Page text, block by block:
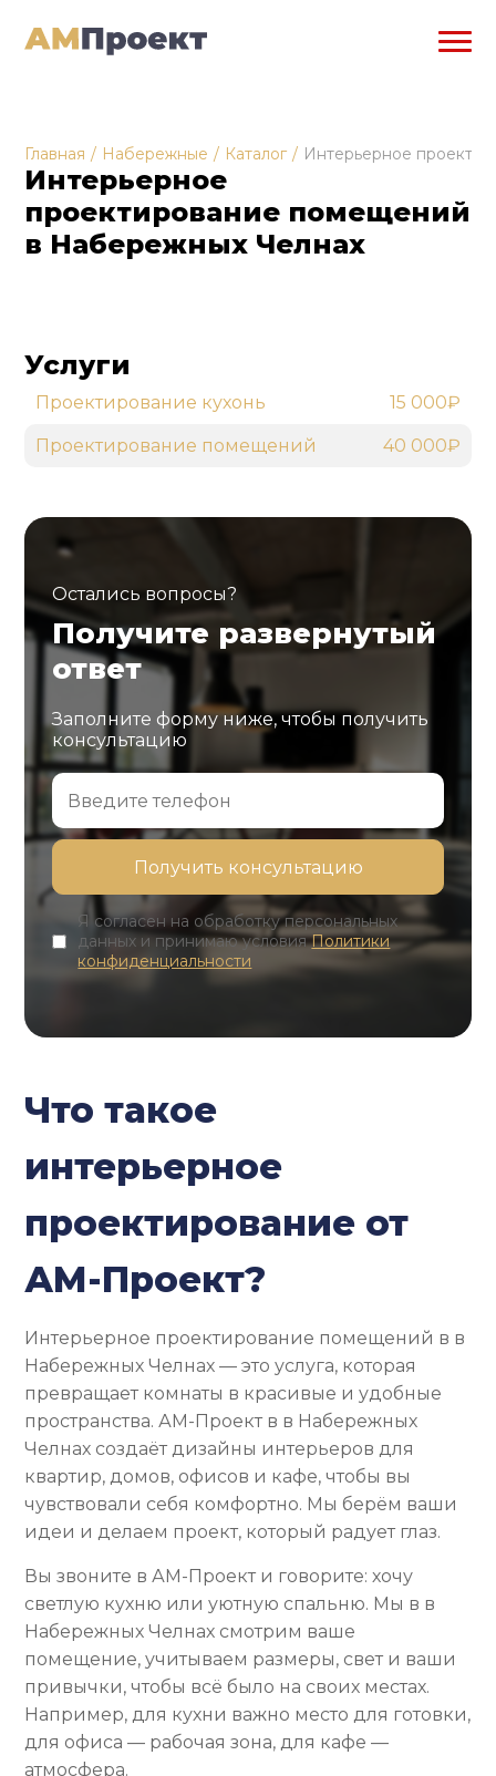
Главная / Набережные / Каталог / Интерьерное
Интерьерное
проектирование помещений
в Набережных Челнах
Услуги
Проектирование кухонь 15 000₽
Проектирование помещений 40 000₽
Остались вопросы?
Получите развернутый
ответ
Заполните форму ниже, чтобы получить
консультацию
Я согласен на обработку персональных
данных и принимаю условияПолитики
конфиденциальности
Что такое
интерьерное
проектирование от
АМ-Проект?
Интерьерное проектирование помещений в в
Набережных Челнах — это услуга, которая
превращает комнаты в красивые и удобные
пространства. АМ-Проект в в Набережных
Челнах создаёт дизайны интерьеров для
квартир, домов, офисов и кафе, чтобы вы
чувствовали себя комфортно. Мы берём ваши
идеи и делаем проект, который радует глаз.
Вы звоните в АМ-Проект и говорите: хочу
светлую кухню или уютную спальню. Мы в в
Набережных Челнах смотрим ваше
помещение, учитываем размеры, свет и ваши
привычки, чтобы всё было на своих местах.
Например, для кухни важно место для готовки,
для офиса — рабочая зона, для кафе —
атмосфера.